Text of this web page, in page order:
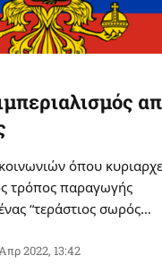
το αεροδρόμιο της
στη Σαουδική
τάνκερ
2026, 20:22
όπου
τρόπος παραγωγής
“τεράστιος σωρός…
2022, 13:42